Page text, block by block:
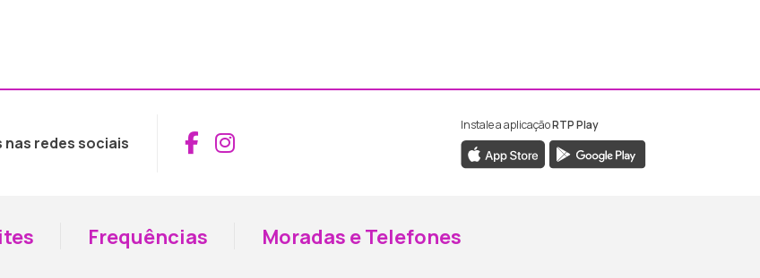
nas redes sociais Aceder ao Facebook da RTP Madeira
Aceder ao Instagram da RTP Madeira
Instale a aplicaçãoRTP Play
Frequências Moradas e Telefones